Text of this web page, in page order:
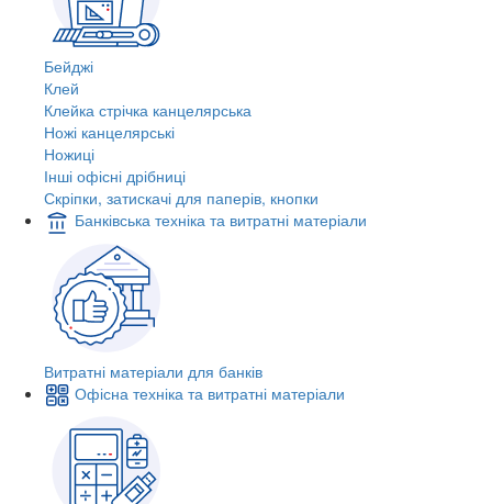
Бейджі
Клей
Клейка стрічка канцелярська
Ножі канцелярські
Ножиці
Інші офісні дрібниці
Скріпки, затискачі для паперів, кнопки
Банківська техніка та витратні матеріали
Витратні матеріали для банків
Офісна техніка та витратні матеріали